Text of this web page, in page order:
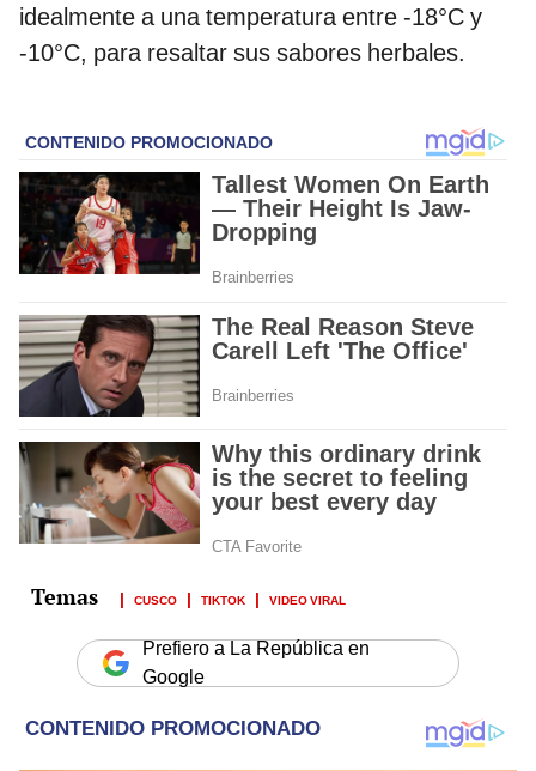
idealmente a una temperatura entre -18°C y
-10°C, para resaltar sus sabores herbales.
CUSCO TIKTOK VIDEO VIRAL
Prefiero a La República en
Google